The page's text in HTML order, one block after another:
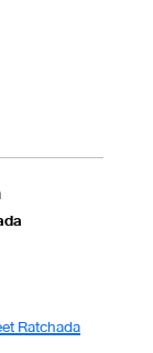
Ratchada